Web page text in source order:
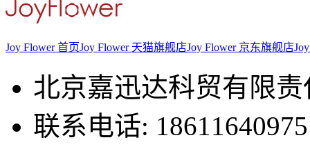
Joy Flower 首页Joy Flower 天猫旗舰店Joy Flower 京东旗舰店
北京嘉迅达科贸有限
联系电话: 18611640975